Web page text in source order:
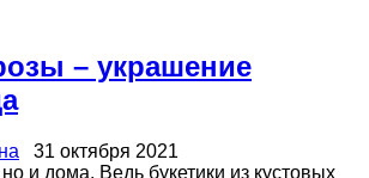
– украшение
31 октября 2021
и дома. Ведь букетики из кустовых